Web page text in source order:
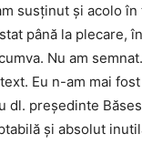
susținut și acolo
până la plecare,
Nu am
Eu n-am mai
dl. președinte
și absolut